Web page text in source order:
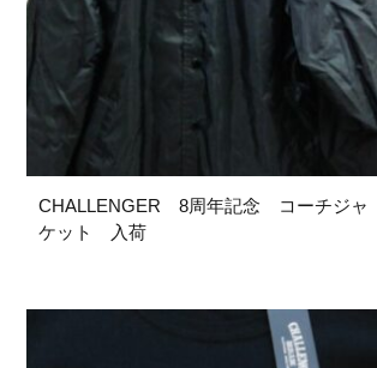
CHALLENGER 8周年記念 コーチジャ
ケット 入荷